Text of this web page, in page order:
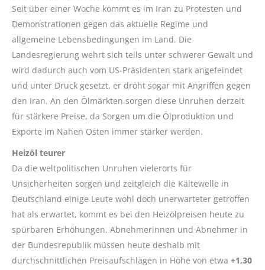
Seit über einer Woche kommt es im Iran zu Protesten und
Demonstrationen gegen das aktuelle Regime und
allgemeine Lebensbedingungen im Land. Die
Landesregierung wehrt sich teils unter schwerer Gewalt und
wird dadurch auch vom US-Präsidenten stark angefeindet
und unter Druck gesetzt, er droht sogar mit Angriffen gegen
den Iran. An den Ölmärkten sorgen diese Unruhen derzeit
für stärkere Preise, da Sorgen um die Ölproduktion und
Exporte im Nahen Osten immer stärker werden.
Heizöl teurer
Da die weltpolitischen Unruhen vielerorts für
Unsicherheiten sorgen und zeitgleich die Kältewelle in
Deutschland einige Leute wohl doch unerwarteter getroffen
hat als erwartet, kommt es bei den Heizölpreisen heute zu
spürbaren Erhöhungen. Abnehmerinnen und Abnehmer in
der Bundesrepublik müssen heute deshalb mit
durchschnittlichen Preisaufschlägen in Höhe von etwa +1,30